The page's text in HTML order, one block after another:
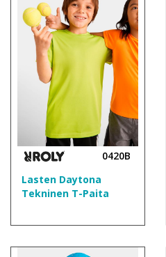
0420B
Lasten Daytona
Tekninen T-Paita